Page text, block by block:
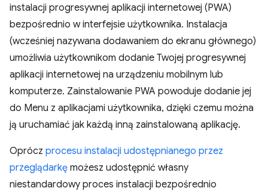
instalacji progresywnej aplikacji internetowej (PWA)
bezpośrednio w interfejsie użytkownika. Instalacja
(wcześniej nazywana dodawaniem do ekranu głównego)
umożliwia użytkownikom dodanie Twojej progresywnej
aplikacji internetowej na urządzeniu mobilnym lub
komputerze. Zainstalowanie PWA powoduje dodanie jej
do Menu z aplikacjami użytkownika, dzięki czemu można
ją uruchamiać jak każdą inną zainstalowaną aplikację.
Oprócz procesu instalacji udostępnianego przez
przeglądarkę możesz udostępnić własny
niestandardowy proces instalacji bezpośrednio